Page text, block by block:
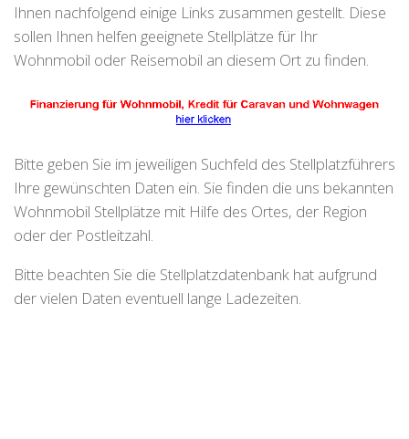
Ihnen nachfolgend einige Links zusammen gestellt. Diese
sollen Ihnen helfen geeignete Stellplätze für Ihr
Wohnmobil oder Reisemobil an diesem Ort zu finden.
Bitte geben Sie im jeweiligen Suchfeld des Stellplatzführers
Ihre gewünschten Daten ein. Sie finden die uns bekannten
Wohnmobil Stellplätze mit Hilfe des Ortes, der Region
oder der Postleitzahl.
Bitte beachten Sie die Stellplatzdatenbank hat aufgrund
der vielen Daten eventuell lange Ladezeiten.